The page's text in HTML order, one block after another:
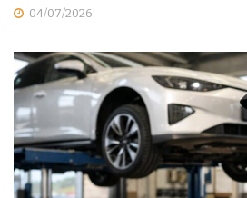
04/07/2026